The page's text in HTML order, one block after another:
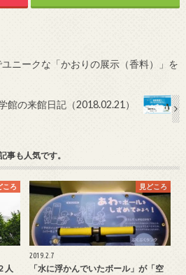
ニークな「かおりの展示（香料）」を
館の来館日記（2018.02.21）
事も人気です。
ころ
人
見どころ
2019.2.7
「水に浮かんでいたボール」が「空